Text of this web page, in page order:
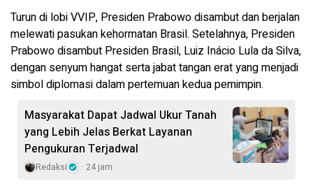
Turun di lobi VVIP, Presiden Prabowo disambut dan berjalan
melewati pasukan kehormatan Brasil. Setelahnya, Presiden
Prabowo disambut Presiden Brasil, Luiz Inácio Lula da Silva,
dengan senyum hangat serta jabat tangan erat yang menjadi
simbol diplomasi dalam pertemuan kedua pemimpin.
Masyarakat Dapat Jadwal Ukur Tanah
yang Lebih Jelas Berkat Layanan
Pengukuran Terjadwal
Redaksi 24 jam